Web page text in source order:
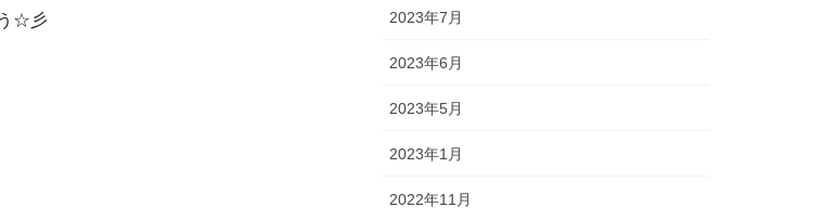
☆彡 2023年7月
2023年6月
2023年5月
2023年1月
2022年11月